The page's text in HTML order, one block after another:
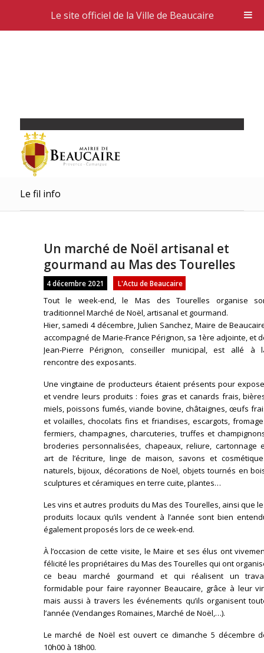
Le fil info
Un marché de Noël artisanal et
gourmand au Mas des Tourelles
4 décembre 2021 L'Actu de Beaucaire
Tout le week-end, le Mas des Tourelles organise
traditionnel Marché de Noël, artisanal et gourmand.
Hier, samedi 4 décembre, Julien Sanchez, Maire de
accompagné de Marie-France Pérignon, sa 1ère adjointe, et
Jean-Pierre Pérignon, conseiller municipal, est allé à
rencontre des exposants.
Une vingtaine de producteurs étaient présents pour
et vendre leurs produits : foies gras et canards frais,
miels, poissons fumés, viande bovine, châtaignes, œufs
et volailles, chocolats fins et friandises, escargots,
fermiers, champagnes, charcuteries, truffes et
broderies personnalisées, chapeaux, reliure, cartonnage
art de l’écriture, linge de maison, savons et
naturels, bijoux, décorations de Noël, objets tournés en
sculptures et céramiques en terre cuite, plantes…
Les vins et autres produits du Mas des Tourelles, ainsi que
produits locaux qu’ils vendent à l’année sont bien
également proposés lors de ce week-end.
À l’occasion de cette visite, le Maire et ses élus ont
félicité les propriétaires du Mas des Tourelles qui ont
ce beau marché gourmand et qui réalisent un
formidable pour faire rayonner Beaucaire, grâce à leur
mais aussi à travers les événements qu’ils organisent
l’année (Vendanges Romaines, Marché de Noël,…).
Le marché de Noël est ouvert ce dimanche 5 décembre
10h00 à 18h00.
Le site officiel de la Ville de Beaucaire